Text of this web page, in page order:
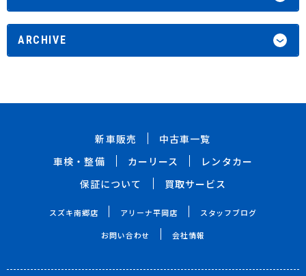
ARCHIVE
新車販売
中古車一覧
車検・整備
カーリース
レンタカー
保証について
買取サービス
スズキ南郷店 アリーナ平岡店 スタッフブログ
お問い合わせ 会社情報